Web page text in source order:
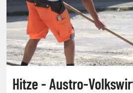
Hitze - Austro-